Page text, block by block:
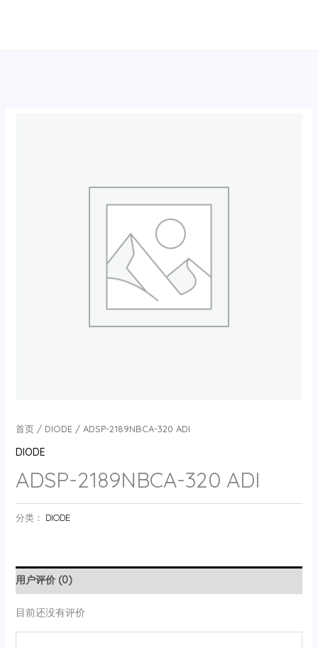
首页/ DIODE/ ADSP-2189NBCA-320 ADI
DIODE
ADSP-2189NBCA-320 ADI
分类： DIODE
用户评价 (0)
目前还没有评价